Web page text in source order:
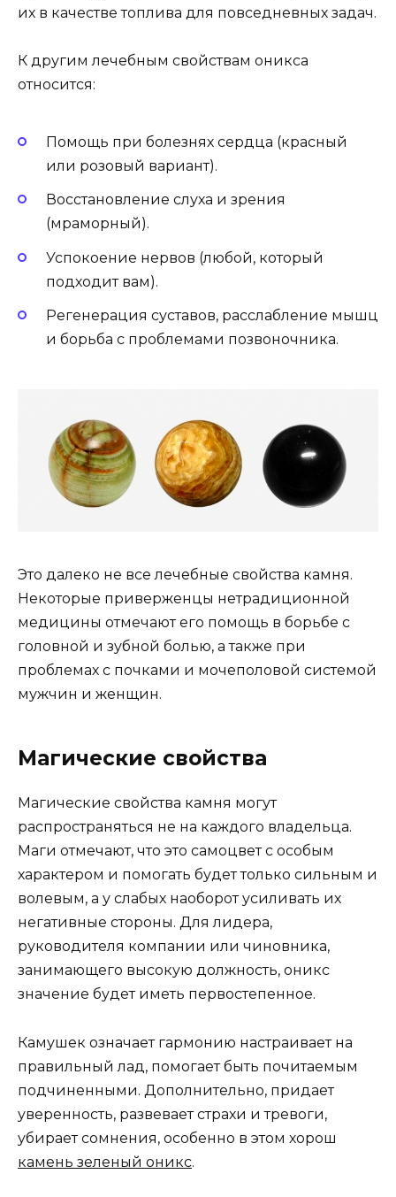
их в качестве топлива для повседневных задач.
К другим лечебным свойствам оникса
относится:
Помощь при болезнях сердца (красный
или розовый вариант).
Восстановление слуха и зрения
(мраморный).
Успокоение нервов (любой, который
подходит вам).
Регенерация суставов, расслабление мышц
и борьба с проблемами позвоночника.
Это далеко не все лечебные свойства камня.
Некоторые приверженцы нетрадиционной
медицины отмечают его помощь в борьбе с
головной и зубной болью, а также при
проблемах с почками и мочеполовой системой
мужчин и женщин.
Магические свойства
Магические свойства камня могут
распространяться не на каждого владельца.
Маги отмечают, что это самоцвет с особым
характером и помогать будет только сильным и
волевым, а у слабых наоборот усиливать их
негативные стороны. Для лидера,
руководителя компании или чиновника,
занимающего высокую должность, оникс
значение будет иметь первостепенное.
Камушек означает гармонию настраивает на
правильный лад, помогает быть почитаемым
подчиненными. Дополнительно, придает
уверенность, развевает страхи и тревоги,
убирает сомнения, особенно в этом хорош
камень зеленый оникс.